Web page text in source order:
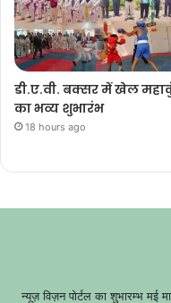
डी.ए.वी. बक्सर में खेल
का भव्य शुभारंभ
18 hours ago
न्यूज़ विज़न पोर्टल का शुभारम्भ मई